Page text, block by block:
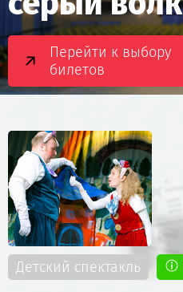
Перейти к выбору
билетов
Детский спектакль